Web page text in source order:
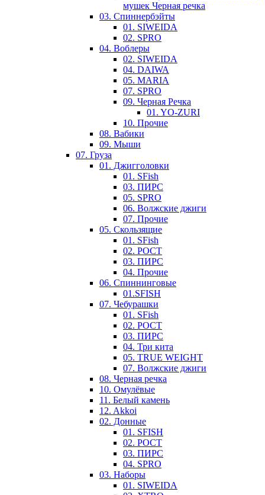
мушек Черная речка
03. Cпиннербэйты
01. SIWEIDA
02. SPRO
04. Воблеры
02. SIWEIDA
04. DAIWA
05. MARIA
07. SPRO
09. Черная Речка
01. YO-ZURI
10. Прочие
08. Вабики
09. Мыши
07. Груза
01. Джигголовки
01. SFish
03. ПИРС
05. SPRO
06. Волжские джиги
07. Прочие
05. Скользящие
01. SFish
02. РОСТ
03. ПИРС
04. Прочие
06. Спиннинговые
01.SFISH
07. Чебурашки
01. SFish
02. РОСТ
03. ПИРС
04. Три кита
05. TRUE WEIGHT
07. Волжские джиги
08. Черная речка
10. Омулёвые
11. Белый камень
12. Akkoi
02. Донные
01. SFISH
02. РОСТ
03. ПИРС
04. SPRO
03. Наборы
01. SIWEIDA